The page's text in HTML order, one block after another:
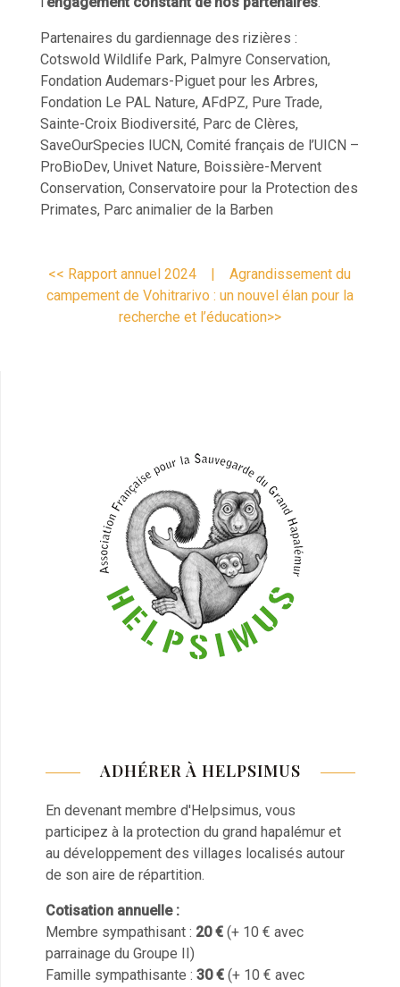
Partenaires du gardiennage des rizières :
Cotswold Wildlife Park, Palmyre Conservation,
Fondation Audemars-Piguet pour les Arbres,
Fondation Le PAL Nature, AFdPZ, Pure Trade,
Sainte-Croix Biodiversité, Parc de Clères,
SaveOurSpecies IUCN, Comité français de l’UICN –
ProBioDev, Univet Nature, Boissière-Mervent
Conservation, Conservatoire pour la Protection des
Primates, Parc animalier de la Barben
<< Rapport annuel 2024 |Agrandissement du
campement de Vohitrarivo : un nouvel élan pour la
recherche et l’éducation>>
ADHÉRER À HELPSIMUS
En devenant membre d'Helpsimus, vous
participez à la protection du grand hapalémur et
au développement des villages localisés autour
de son aire de répartition.
Cotisation annuelle :
Membre sympathisant : 20 € (+ 10 € avec
parrainage du Groupe II)
Famille sympathisante : 30 € (+ 10 € avec